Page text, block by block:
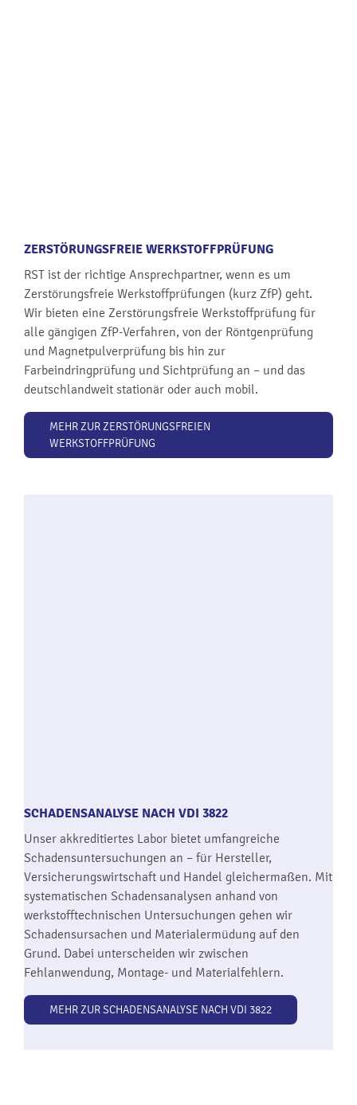
ZERSTÖRUNGSFREIE WERKSTOFFPRÜFUNG
RST ist der richtige Ansprechpartner, wenn es um
Zerstörungsfreie Werkstoffprüfungen (kurz ZfP) geht.
Wir bieten eine Zerstörungsfreie Werkstoffprüfung für
alle gängigen ZfP-Verfahren, von der Röntgenprüfung
und Magnetpulverprüfung bis hin zur
Farbeindringprüfung und Sichtprüfung an – und das
deutschlandweit stationär oder auch mobil.
MEHR ZUR ZERSTÖRUNGSFREIEN
WERKSTOFFPRÜFUNG
SCHADENSANALYSE NACH VDI 3822
Unser akkreditiertes Labor bietet umfangreiche
Schadensuntersuchungen an – für Hersteller,
Versicherungswirtschaft und Handel gleichermaßen. Mit
systematischen Schadensanalysen anhand von
werkstofftechnischen Untersuchungen gehen wir
Schadensursachen und Materialermüdung auf den
Grund. Dabei unterscheiden wir zwischen
Fehlanwendung, Montage- und Materialfehlern.
MEHR ZUR SCHADENSANALYSE NACH VDI 3822